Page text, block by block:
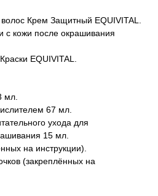
Крем Защитный EQUIVITAL
с кожи после окрашивания
EQUIVITAL
мл.
67 мл.
ухода для
15 мл.
на инструкции).
(закреплённых на